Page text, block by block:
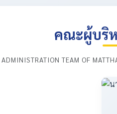
คณะผู้บริห
ADMINISTRATION TEAM OF